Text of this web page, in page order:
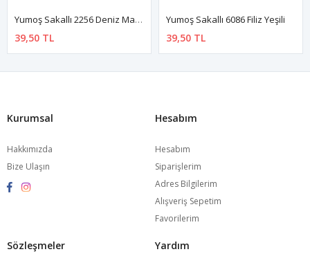
Yumoş Sakallı 2256 Deniz Mavisi
39,50 TL
Yumoş Sakallı 6086 Filiz Yeşili
39,50 TL
Kurumsal
Hakkımızda
Bize Ulaşın
Hesabım
Hesabım
Siparişlerim
Adres Bilgilerim
Alışveriş Sepetim
Favorilerim
Sözleşmeler Yardım